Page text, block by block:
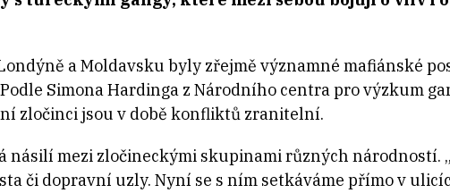
a Moldavsku byly zřejmě významné mafiánské
Simona Hardinga z Národního centra pro výzkum
zločinci jsou v době konfliktů zranitelní.
násilí mezi zločineckými skupinami různých národností.
či dopravní uzly. Nyní se s ním setkáváme přímo v